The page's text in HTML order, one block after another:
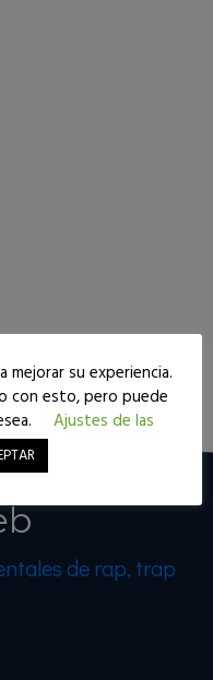
de rap, trap
su experiencia.
con esto, pero puede
Ajustes de las